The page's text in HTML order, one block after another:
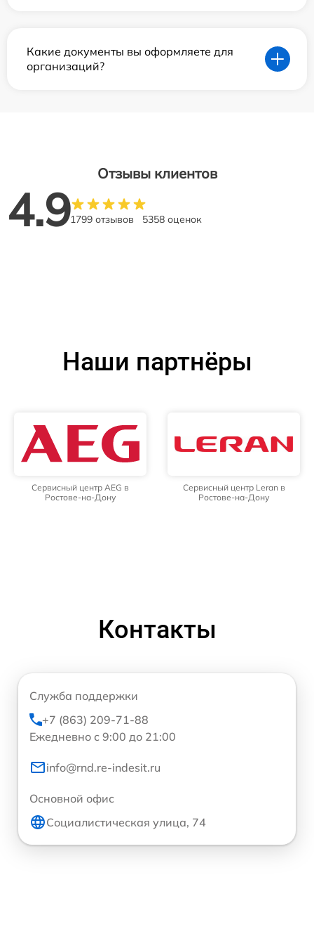
Какие документы вы оформляете для
организаций?
Отзывы клиентов
4.91799 отзывов 5358 оценок
Наши партнёры
Сервисный центр AEG в
Ростове-на-Дону
Сервисный центр Leran в
Ростове-на-Дону
Контакты
Служба поддержки
+7 (863) 209-71-88
Ежедневно с 9:00 до 21:00
info@rnd.re-indesit.ru
Основной офис
Социалистическая улица, 74